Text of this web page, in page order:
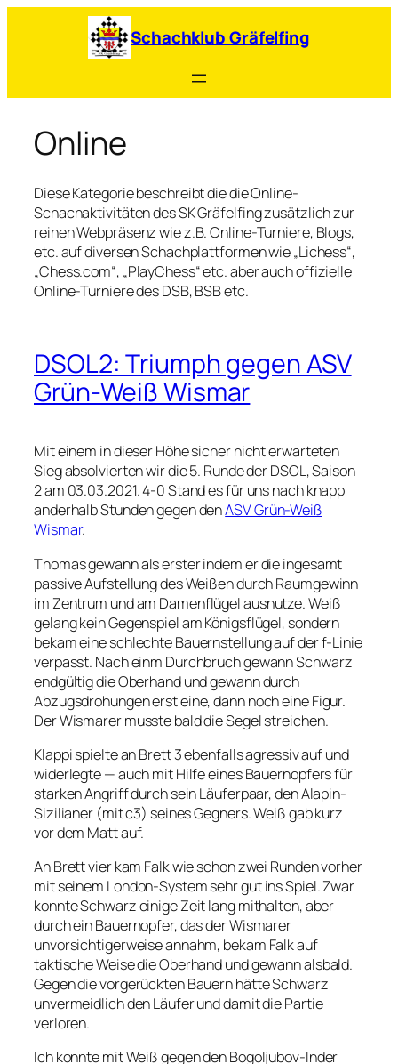
Schachklub Gräfelfing
Online
Diese Kategorie beschreibt die die Online-
Schachaktivitäten des SK Gräfelfing zusätzlich zur
reinen Webpräsenz wie z.B. Online-Turniere, Blogs,
etc. auf diversen Schachplattformen wie „Lichess“,
„Chess.com“, „PlayChess“ etc. aber auch offizielle
Online-Turniere des DSB, BSB etc.
DSOL2: Triumph gegen ASV
Grün-Weiß Wismar
Mit einem in dieser Höhe sicher nicht erwarteten
Sieg absolvierten wir die 5. Runde der DSOL, Saison
2 am 03.03.2021. 4-0 Stand es für uns nach knapp
anderhalb Stunden gegen denASV Grün-Weiß
Wismar.
Thomas gewann als erster indem er die ingesamt
passive Aufstellung des Weißen durch Raumgewinn
im Zentrum und am Damenflügel ausnutze. Weiß
gelang kein Gegenspiel am Königsflügel, sondern
bekam eine schlechte Bauernstellung auf der f-Linie
verpasst. Nach einm Durchbruch gewann Schwarz
endgültig die Oberhand und gewann durch
Abzugsdrohungen erst eine, dann noch eine Figur.
Der Wismarer musste bald die Segel streichen.
Klappi spielte an Brett 3 ebenfalls agressiv auf und
widerlegte — auch mit Hilfe eines Bauernopfers für
starken Angriff durch sein Läuferpaar, den Alapin-
Sizilianer (mit c3) seines Gegners. Weiß gab kurz
vor dem Matt auf.
An Brett vier kam Falk wie schon zwei Runden vorher
mit seinem London-System sehr gut ins Spiel. Zwar
konnte Schwarz einige Zeit lang mithalten, aber
durch ein Bauernopfer, das der Wismarer
unvorsichtigerweise annahm, bekam Falk auf
taktische Weise die Oberhand und gewann alsbald.
Gegen die vorgerückten Bauern hätte Schwarz
unvermeidlich den Läufer und damit die Partie
verloren.
Ich konnte mit Weiß gegen den Bogoljubov-Inder